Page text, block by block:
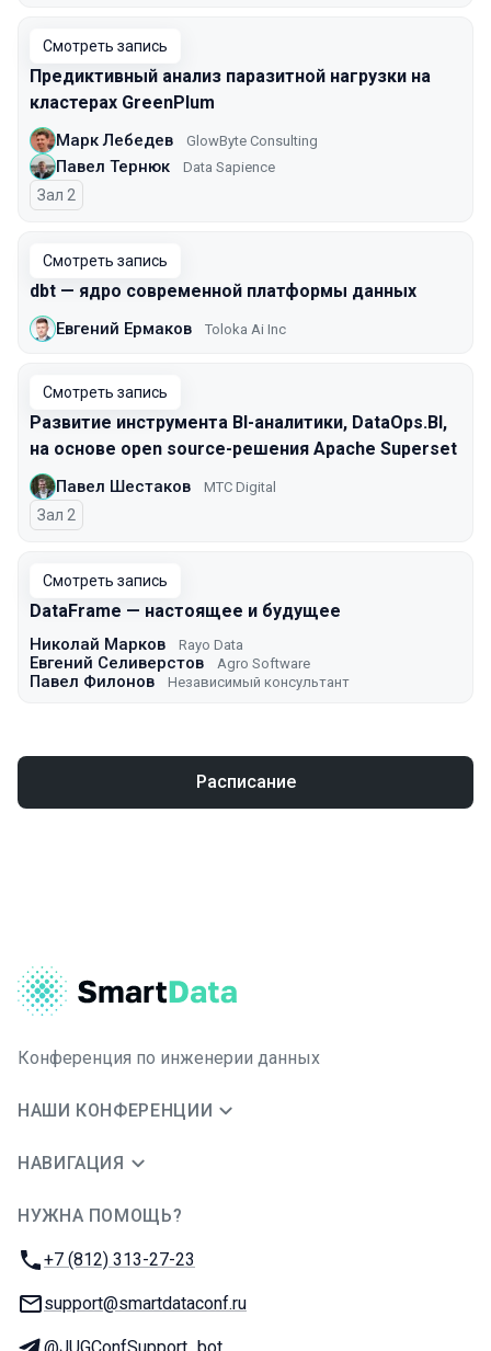
Смотреть запись
Предиктивный анализ паразитной нагрузки на
кластерах GreenPlum
Марк Лебедев GlowByte Consulting
Павел Тернюк Data Sapience
Зал 2
Смотреть запись
dbt — ядро современной платформы данных
Евгений Ермаков Toloka Ai Inc
Смотреть запись
Развитие инструмента BI-аналитики, DataOps.BI,
на основе open source-решения Apache Superset
Павел Шестаков МТС Digital
Зал 2
Смотреть запись
DataFrame — настоящее и будущее
Николай Марков Rayo Data
Евгений Селиверстов Agro Software
Павел Филонов Независимый консультант
Расписание
Конференция по инженерии данных
НАШИ КОНФЕРЕНЦИИ
НАВИГАЦИЯ
НУЖНА ПОМОЩЬ?
Телефон:
+7 (812) 313-27-23
E-mail:
support@smartdataconf.ru